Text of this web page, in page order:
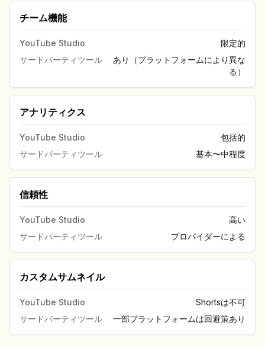
チーム機能
YouTube Studio
限定的
サードパーティツール
あり（プラットフォームにより異な
る）
アナリティクス
YouTube Studio
包括的
サードパーティツール
基本〜中程度
信頼性
YouTube Studio
高い
サードパーティツール
プロバイダーによる
カスタムサムネイル
YouTube Studio
Shortsは不可
サードパーティツール
一部プラットフォームは回避策あり